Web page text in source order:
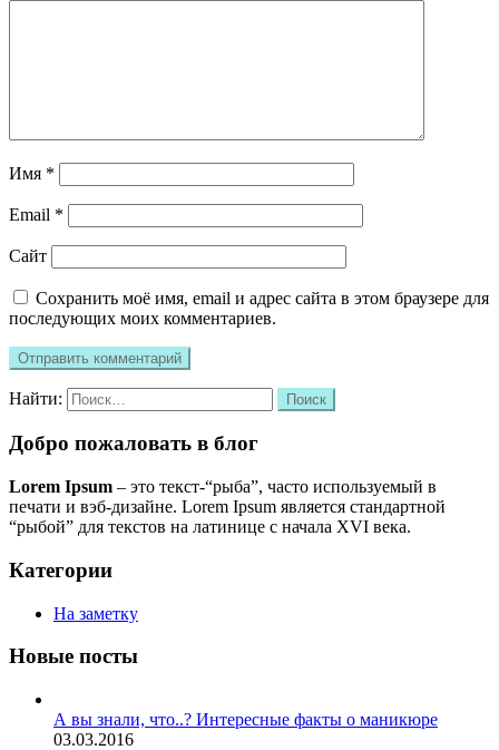
Имя *
Email *
Сайт
Сохранить моё имя, email и адрес сайта в этом браузере для
последующих моих комментариев.
Найти:
Добро пожаловать в блог
Lorem Ipsum – это текст-“рыба”, часто используемый в
печати и вэб-дизайне. Lorem Ipsum является стандартной
“рыбой” для текстов на латинице с начала XVI века.
Категории
На заметку
Новые посты
А вы знали, что..? Интересные факты о маникюре
03.03.2016